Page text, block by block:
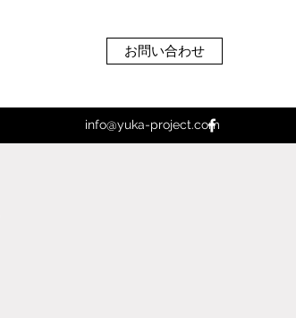
お問い合わせ
info@yuka-project.com